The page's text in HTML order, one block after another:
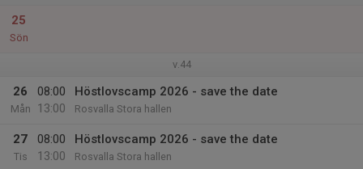
25
Sön
v.44
26
Mån
08:00
13:00
Höstlovscamp 2026 - save the date
Rosvalla Stora hallen
27
Tis
08:00
13:00
Höstlovscamp 2026 - save the date
Rosvalla Stora hallen